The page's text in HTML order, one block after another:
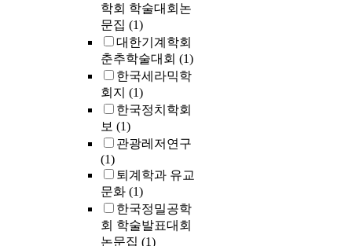
학회 학술대회논
문집 (1)
대한기계학회
춘추학술대회 (1)
한국세라믹학
회지 (1)
한국정치학회
보 (1)
관광레저연구
(1)
퇴계학과 유교
문화 (1)
한국정밀공학
회 학술발표대회
논문집 (1)